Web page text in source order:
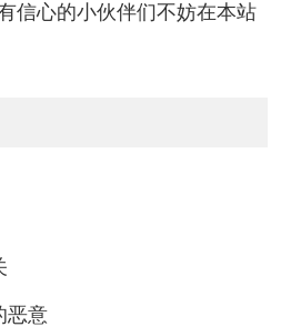
信心的小伙伴们不妨在本站
恶意